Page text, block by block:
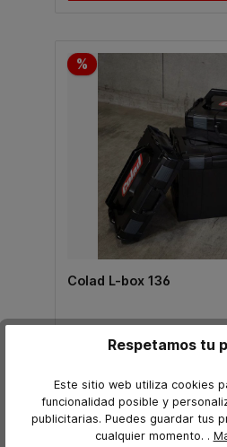
%
Colad L-box 136
Precio sin IVA TINA
añadir a la
Respetamos tu
Este sitio web utiliza cookies
funcionalidad posible y
publicitarias. Puedes guardar tus
cualquier momento. .